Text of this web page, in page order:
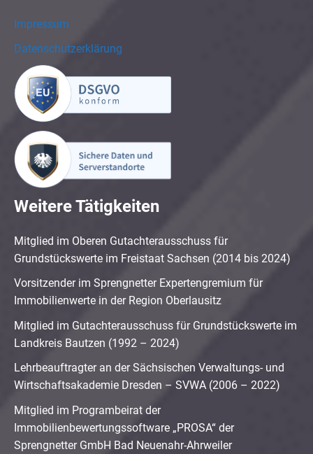
Impressum
Datenschutzerklärung
Weitere Tätigkeiten
Mitglied im Oberen Gutachterausschuss für
Grundstückswerte im Freistaat Sachsen (2014 bis 2024)
Vorsitzender im Sprengnetter Expertengremium für
Immobilienwerte in der Region Oberlausitz
Mitglied im Gutachterausschuss für Grundstückswerte im
Landkreis Bautzen (1992 – 2024)
Lehrbeauftragter an der Sächsischen Verwaltungs- und
Wirtschaftsakademie Dresden – SVWA (2006 – 2022)
Mitglied im Programbeirat der
Immobilienbewertungssoftware „PROSA“ der
Sprengnetter GmbH Bad Neuenahr-Ahrweiler